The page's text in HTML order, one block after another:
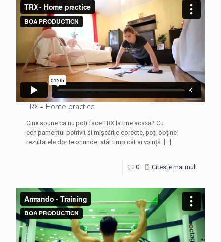
TRX – Home practice
Cine spune că nu poți face TRX la tine acasă? Cu
echipamentul potrivit și mișcările corecte, poți obține
rezultatele dorite oriunde, atât timp cât ai voință. […]
0 Citeste mai mult